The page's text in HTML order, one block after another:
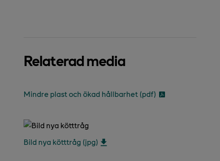
Relaterad media
Mindre plast och ökad hållbarhet (pdf)
Bild nya kötttråg (jpg)